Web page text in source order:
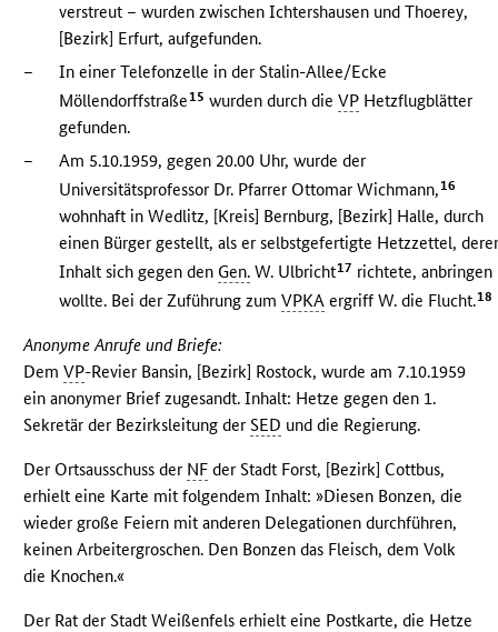
verstreut – wurden zwischen Ichtershausen und Thoerey,
[Bezirk] Erfurt, aufgefunden.
–
In einer Telefonzelle in der Stalin-Allee/Ecke
Möllendorffstraße15 wurden durch dieVP Hetzflugblätter
gefunden.
–
Am 5.10.1959, gegen 20.00 Uhr, wurde der
Universitätsprofessor Dr. Pfarrer Ottomar Wichmann,16
wohnhaft in Wedlitz, [Kreis] Bernburg, [Bezirk] Halle, durch
einen Bürger gestellt, als er selbstgefertigte Hetzzettel,
Inhalt sich gegen den Gen. W. Ulbricht17 richtete, anbringen
wollte. Bei der Zuführung zumVPKA ergriff W. die Flucht.18
Anonyme Anrufe und Briefe:
DemVP-Revier Bansin, [Bezirk] Rostock, wurde am 7.10.1959
ein anonymer Brief zugesandt. Inhalt: Hetze gegen den 1.
Sekretär der Bezirksleitung derSED und die Regierung.
Der Ortsausschuss der NF der Stadt Forst, [Bezirk] Cottbus,
erhielt eine Karte mit folgendem Inhalt: »Diesen Bonzen, die
wieder große Feiern mit anderen Delegationen durchführen,
keinen Arbeitergroschen. Den Bonzen das Fleisch, dem Volk
die Knochen.«
Der Rat der Stadt Weißenfels erhielt eine Postkarte, die Hetze